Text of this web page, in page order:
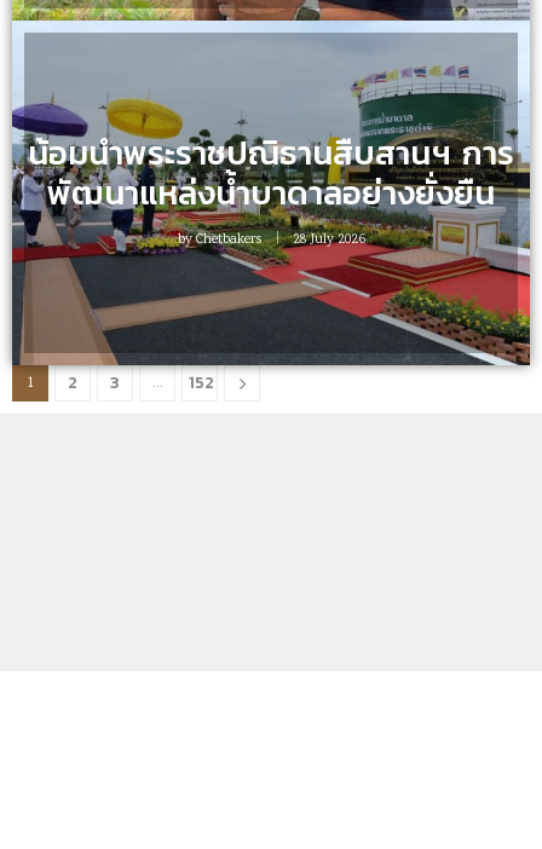
น้อมนำพระราชปณิธานสืบสานฯ การ
พัฒนาแหล่งน้ำบาดาลอย่างยั่งยืน
byChetbakers 28 July 2026
1 2 3 … 152